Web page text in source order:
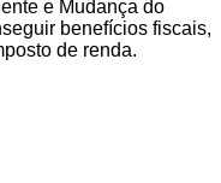
e Mudança do
benefícios fiscais,
de renda.